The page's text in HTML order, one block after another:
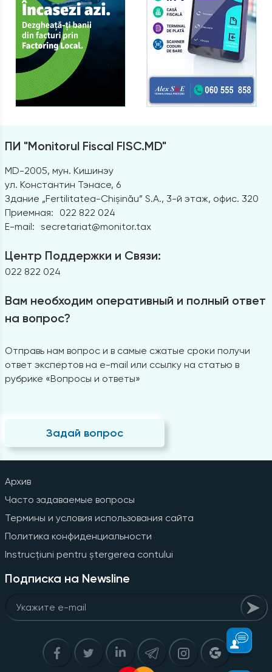
ПИ "Monitorul Fiscal FISC.MD"
MD-2005, мун. Кишинэу
ул. Константин Тэнасе, 6
Здание „Fertilitatea-Chișinău” S.A., 3-й этаж, офис. 320
Приемная:
022 822 024
E-mail: secretariat@monitor.tax
Центр Поддержки и Связи:
022 822 024
Вам необходим оперативный и полный ответ
на вопрос?
Отправь нам вопрос и в самые сжатые сроки получи
ответ экспертов на e-mail или ссылку на статью в
рубрике «Вопросы и ответы»
Задай вопрос
Архив
Часто задаваемые вопросы
Термины и условия использования сайта
Политика конфиденциальности
Instrucțiuni pentru ștergerea contului
Подписка на Newsline